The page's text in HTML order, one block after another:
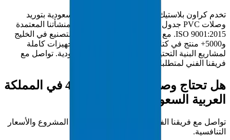
تخدم كراون بلاستيك مقاولي المملكة العربية السعودية بتوريد
وصلات PVC جدول 40 مباشرة من المصنع من منشأتنا المعتمدة
ISO 9001:2015. مع أكثر من 30 عاماً من خبرة التصنيع في الخليج
و5000+ منتج في كتالوجنا، نقدم حلول أنابيب / تجهيزات كاملة
لمشاريع البنية التحتية في المملكة العربية السعودية. تواصل مع
فريقنا الفني لمتطلبات المشروع.
هل تحتاج وصلات PVC جدول 40 في المملكة
العربية السعودية؟
تواصل مع فريقنا الفني للحصول على مواصفات المشروع والأسعار
التنافسية.